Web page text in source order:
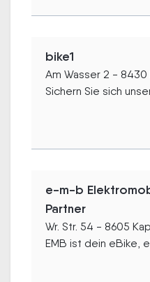
bike1
Am Wasser 2 - 8430
Sichern Sie sich
e-m-b
Partner
Wr. Str. 54 - 8605
EMB ist dein eBike,